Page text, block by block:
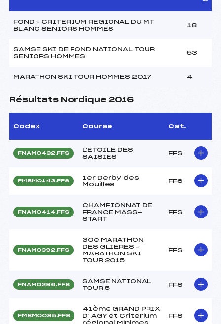
FOND – CRITERIUM REGIONAL DU MT
BLANC SENIORS HOMMES
18
SAMSE SKI DE FOND NATIONAL TOUR
SENIORS HOMMES
53
MARATHON SKI TOUR HOMMES 2017 4
Résultats Nordique 2016
Codex Course Cat.
FNAM0432.FFS
L'ETOILE DES
SAISIES
FFS
FMBM0143.FFS
1er Derby des
Mouilles
FFS
FNAM0414.FFS
CHAMPIONNAT DE
FRANCE MASS-
START
FFS
FNAM0392.FFS
30e MARATHON
DES GLIERES –
MARATHON SKI
TOUR 2015
FFS
FNAM0296.FFS
SAMSE NATIONAL
TOUR 5
FFS
FMBM0085.FFS
41ème GRAND PRIX
D’ AGY et Criterium
régional Minimes
FFS